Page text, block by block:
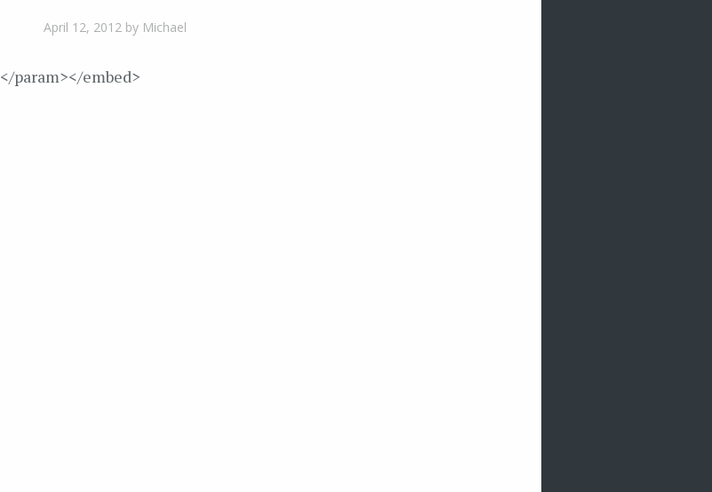
April 12, 2012by Michael
</param></embed>